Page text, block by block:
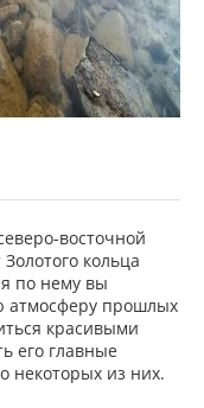
восточной
кольца
по нему вы
атмосферу прошлых
красивыми
его главные
некоторых из них.